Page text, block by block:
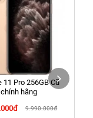
Thọ, TP. Thủ
Dương Cũ)
Minh (TP. Vũng
Minh (Tân Bình
11 Pro 256GB Cũ
chính hãng
9.990.000đ